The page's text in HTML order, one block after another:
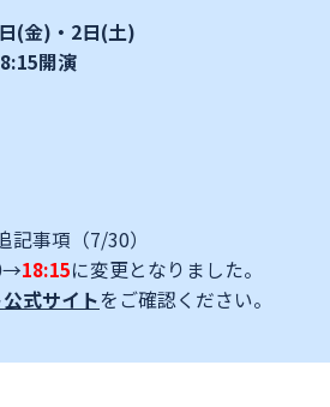
(金)・2日(土)
開演
記事項（7/30）
18:15に変更となりました。
式サイトをご確認ください。